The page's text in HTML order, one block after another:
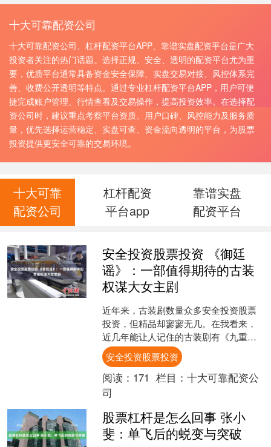
十大可靠配资公司
十大可靠配资公司、杠杆配资平台APP、靠谱实盘配资平台是广大
投资者关注的热门话题。选择正规、安全、透明的配资平台尤为重
要，优质平台通常具备资金安全保障、实盘交易对接、风控体系完
善、收费公开透明等特点。通过专业杠杆配资平台APP，用户可便
捷完成账户管理、行情查看及交易操作，提高投资效率。在选择配
资公司时，建议重点考察平台资质、用户口碑、风控能力及服务质
量，优先选择运营稳定、实盘可查、资金流向透明的平台，为股票
投资提供更安全可靠的交易环境。
十大可靠
配资公司
杠杆配资
平台app
靠谱实盘
配资平台
安全投资股票投资 《御廷
谣》：一部值得期待的古装
权谋大女主剧
近年来，古装剧数量众多安全投资股票
投资，但精品却寥寥无几。在我看来，
近几年能让人记住的古装剧有《九重
紫》《墨雨云间》《雁回时》等。每个
人的喜好各异，我就特别钟情....
安全投资股票投资
阅读： 171 栏目： 十大可靠配资公
司
股票杠杆是怎么回事 张小
斐：单飞后的蜕变与突破